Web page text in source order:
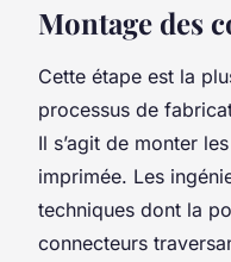
Montage des
Cette étape est la
processus de
Il s’agit de monter
imprimée. Les
techniques dont la
connecteurs